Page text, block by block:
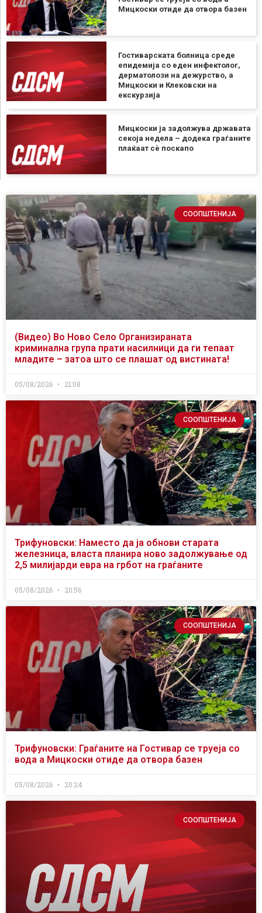
Мицкоски отиде да отвора базен
Гостиварската болница среде
епидемија со еден инфектолог,
дерматолози на дежурство, а
Мицкоски и Клековски на
екскурзија
Мицкоски ја задолжува државата
секоја недела – додека граѓаните
плаќаат сѐ поскапо
СООПШТЕНИЈА
(Видео) Во Ново Село Организираната
криминална група прати насилници да ги тепаат
младите – затоа што се плашат од вистината!
05/08/2026 21:08
СООПШТЕНИЈА
Трифуновски: Наместо да ја обнови старата
железница, власта планира ново задолжување од
2,5 милијарди евра на грбот на граѓаните
05/08/2026 20:56
СООПШТЕНИЈА
Трифуновски: Граѓаните на Гостивар се труеја со
вода а Мицкоски отиде да отвора базен
05/08/2026 20:24
СООПШТЕНИЈА